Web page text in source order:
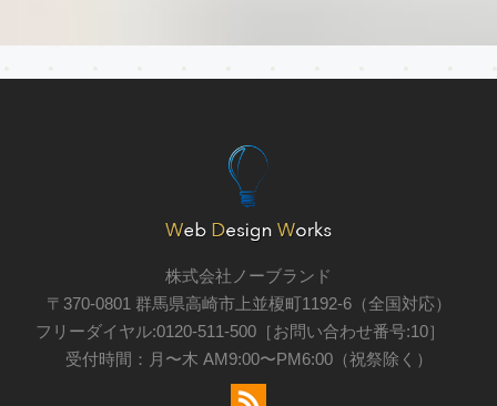
株式会社ノーブランド
〒370-0801 群馬県高崎市上並榎町1192-6（全国対応）
フリーダイヤル:0120-511-500［お問い合わせ番号:10］
受付時間：月〜木 AM9:00〜PM6:00（祝祭除く）